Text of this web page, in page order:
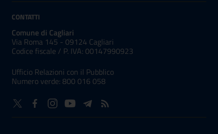
CONTATTI
Comune di Cagliari
Via Roma 145 - 09124 Cagliari
Codice fiscale / P. IVA: 00147990923
Ufficio Relazioni con il Pubblico
Numero verde: 800 016 058